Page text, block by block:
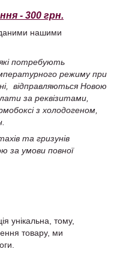
- 300 грн.
нашими
потребують
режиму при
відправляються Новою
за реквізитами,
з холодогеном,
та гризунів
за умови повної
унікальна, тому,
товару, ми